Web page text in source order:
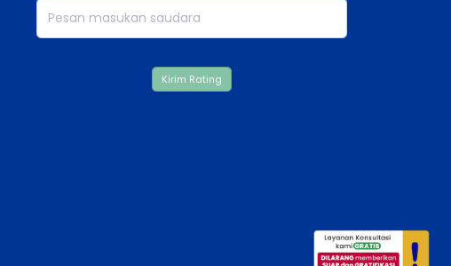
Kirim Rating